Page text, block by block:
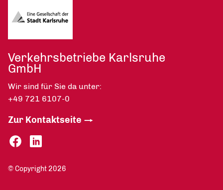
Verkehrsbetriebe Karlsruhe
GmbH
Wir sind für Sie da unter:
+49 721 6107-0
Zur Kontaktseite
© Copyright 2026